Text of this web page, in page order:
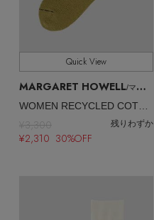
Quick View
MARGARET HOWELL/マーガレット・ハウエル
WOMEN RECYCLED COTTON RIB SOCKS
¥3,300 残りわずか
¥2,310 30%OFF